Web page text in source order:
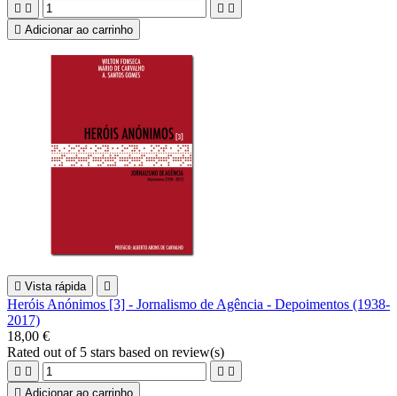
   
 Adicionar ao carrinho
 Vista rápida 
Heróis Anónimos [3] - Jornalismo de Agência - Depoimentos (1938-
2017)
18,00 €
Rated out of 5 stars based on review(s)
   
 Adicionar ao carrinho